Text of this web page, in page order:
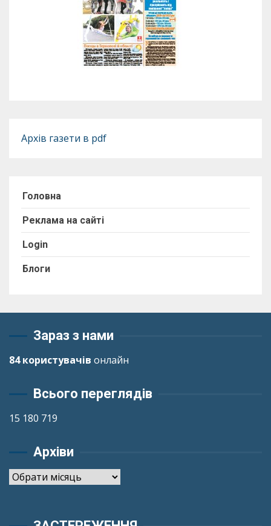
Архів газети в pdf
Головна
Реклама на сайті
Login
Блоги
Зараз з нами
84 користувачів онлайн
Всього переглядів
15 180 719
Архіви
Архіви